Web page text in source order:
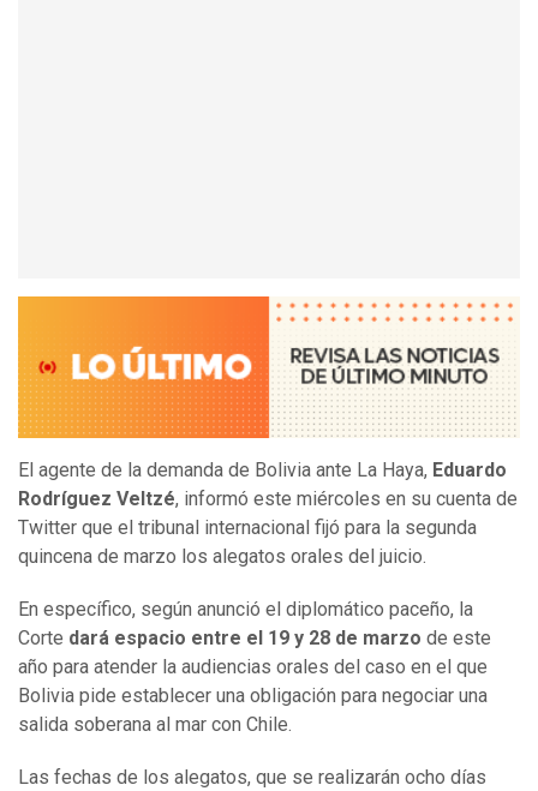
El agente de la demanda de Bolivia ante La Haya, Eduardo
Rodríguez Veltzé, informó este miércoles en su cuenta de
Twitter que el tribunal internacional fijó para la segunda
quincena de marzo los alegatos orales del juicio.
En específico, según anunció el diplomático paceño, la
Corte dará espacio entre el 19 y 28 de marzo de este
año para atender la audiencias orales del caso en el que
Bolivia pide establecer una obligación para negociar una
salida soberana al mar con Chile.
Las fechas de los alegatos, que se realizarán ocho días